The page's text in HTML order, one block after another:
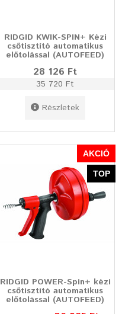
RIDGID KWIK-SPIN+ Kézi
csőtisztító automatikus
előtolással (AUTOFEED)
28 126 Ft
35 720 Ft
Részletek
AKCIÓ
TOP
RIDGID POWER-Spin+ kézi
csőtisztító automatikus
előtolással (AUTOFEED)